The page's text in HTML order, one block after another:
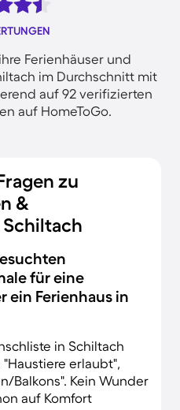
Ferienhäuser und
im Durchschnitt mit
auf 92 verifizierten
auf HomeToGo.
zu
&
Schiltach
für eine
ein Ferienhaus in
in Schiltach
erlaubt",
Balkons". Kein Wunder
auf Komfort